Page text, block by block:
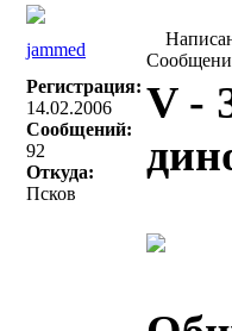
jammed
Регистрация:
14.02.2006
Сообщений:
92
Откуда:
Псков
V -